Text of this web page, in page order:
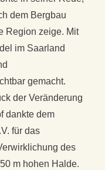
dem Bergbau
Region zeige. Mit
im Saarland
gemacht.
der Veränderung
dankte dem
für das
des
m hohen Halde.